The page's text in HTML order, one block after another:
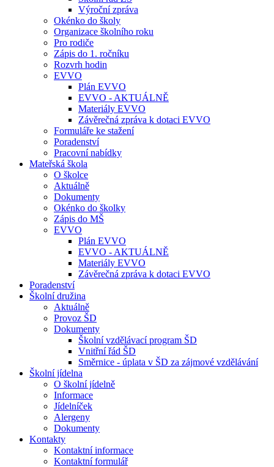
Výroční zpráva
Okénko do školy
Organizace školního roku
Pro rodiče
Zápis do 1. ročníku
Rozvrh hodin
EVVO
Plán EVVO
EVVO - AKTUÁLNĚ
Materiály EVVO
Závěrečná zpráva k dotaci EVVO
Formuláře ke stažení
Poradenství
Pracovní nabídky
Mateřská škola
O školce
Aktuálně
Dokumenty
Okénko do školky
Zápis do MŠ
EVVO
Plán EVVO
EVVO - AKTUÁLNĚ
Materiály EVVO
Závěrečná zpráva k dotaci EVVO
Poradenství
Školní družina
Aktuálně
Provoz ŠD
Dokumenty
Školní vzdělávací program ŠD
Vnitřní řád ŠD
Směrnice - úplata v ŠD za zájmové vzdělávání
Školní jídelna
O školní jídelně
Informace
Jídelníček
Alergeny
Dokumenty
Kontakty
Kontaktní informace
Kontaktní formulář